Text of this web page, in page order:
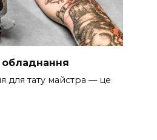
обладнання
для тату майстра — це